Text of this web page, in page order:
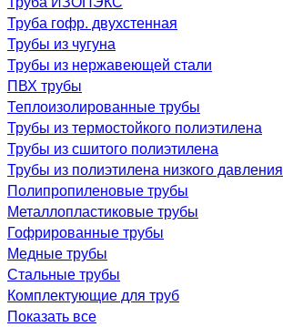
Труба гофр. двухстенная
Трубы из чугуна
Трубы из нержавеющей стали
ПВХ трубы
Теплоизолированные трубы
Трубы из термостойкого полиэтилена
Трубы из сшитого полиэтилена
Трубы из полиэтилена низкого давления
Полипропиленовые трубы
Металлопластиковые трубы
Гофрированные трубы
Медные трубы
Стальные трубы
Комплектующие для труб
Показать все